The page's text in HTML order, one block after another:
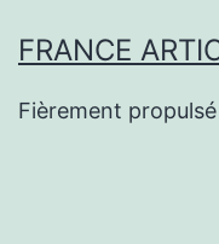
FRANCE
Fièrement